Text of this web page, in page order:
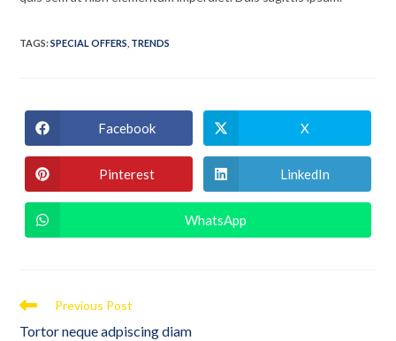
TAGS:SPECIAL OFFERS TRENDS
Facebook X
Pinterest LinkedIn
WhatsApp
Previous Post
Tortor neque adpiscing diam